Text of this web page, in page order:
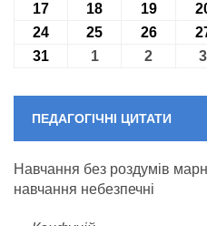
17 17.08.2026
18 18.08.2026
19
24 24.08.2026
25 25.08.2026
26
31 31.08.2026
101.09.2026
2 3
ПЕДАГОГІЧНІ ЦИТАТИ
Навчання без роздумів
навчання небезпечні